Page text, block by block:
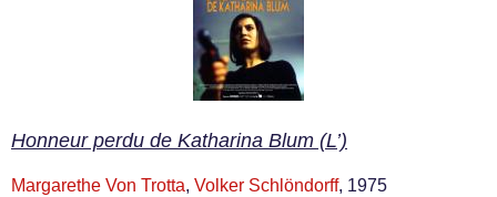
Honneur perdu de Katharina Blum (L’)
Margarethe Von Trotta, Volker Schlöndorff, 1975